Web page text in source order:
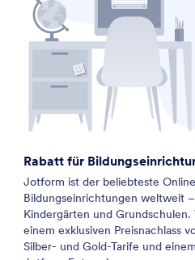
Rabatt für
Jotform ist der beliebteste
Bildungseinrichtungen weltweit
Kindergärten und
einem exklusiven Preisnachlass
Silber- und Gold-Tarife und